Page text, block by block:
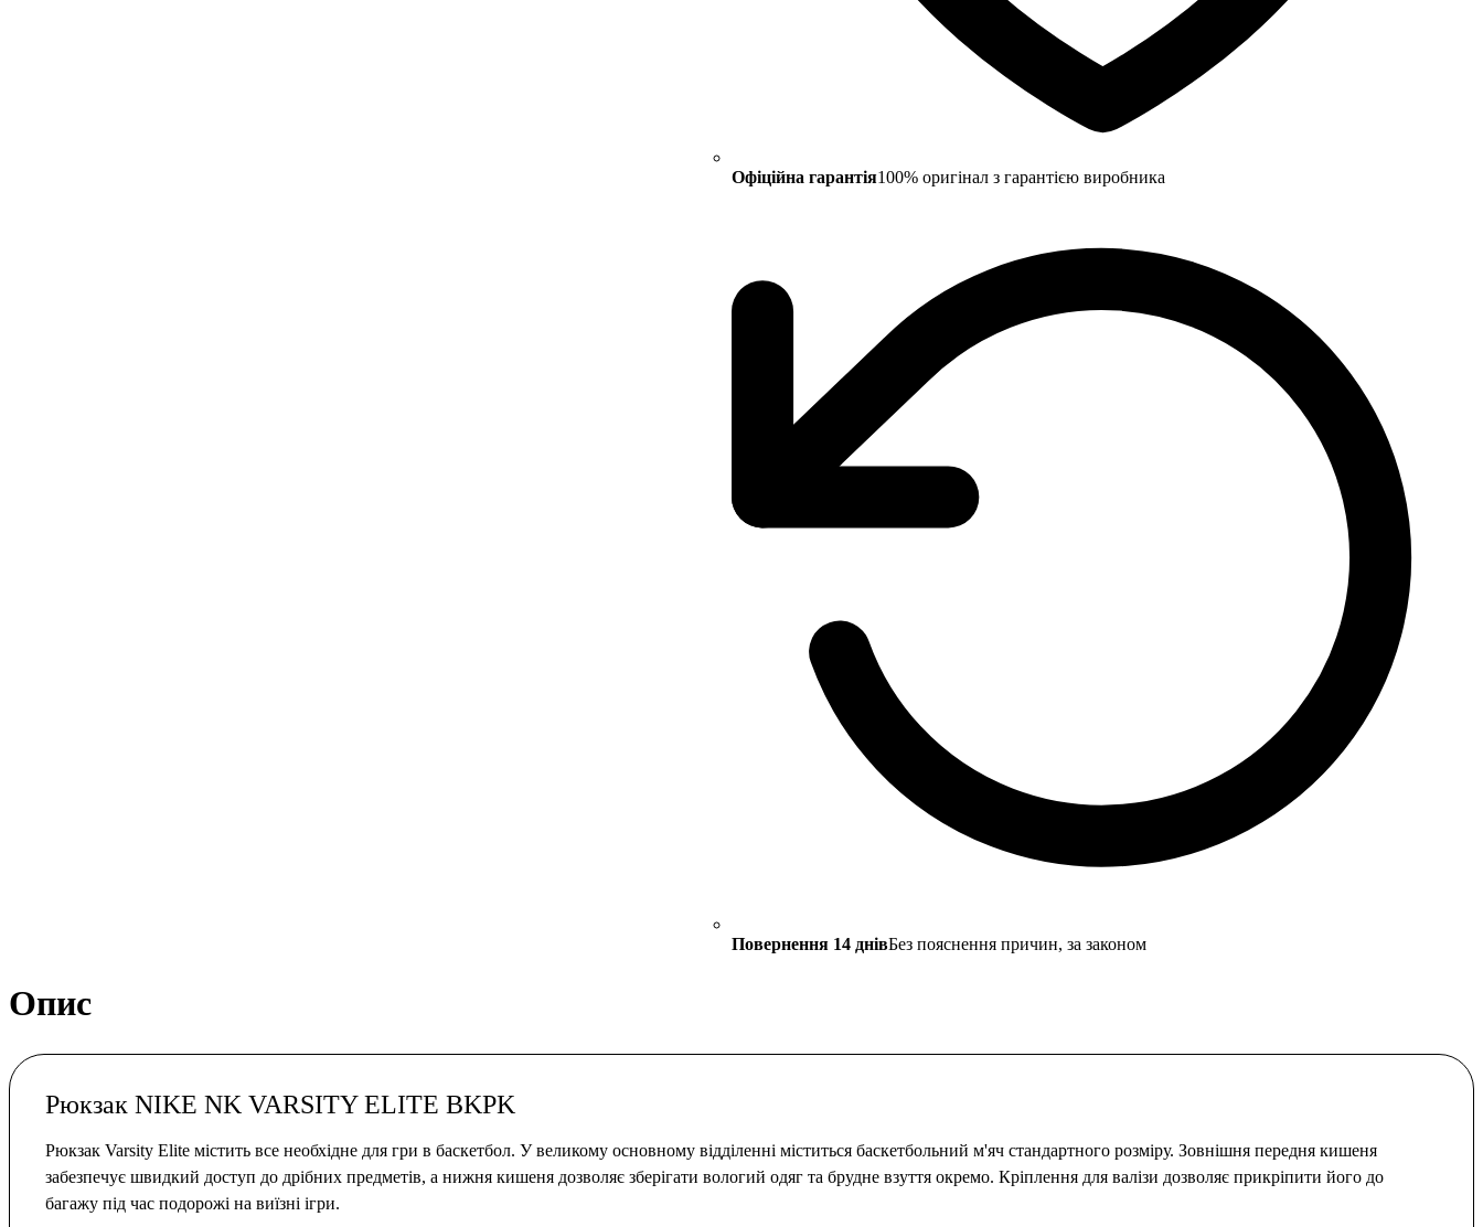
Офіційна гарантія100% оригінал з гарантією виробника
Повернення 14 днівБез пояснення причин, за законом
Опис
Рюкзак NIKE NK VARSITY ELITE BKPK
Рюкзак Varsity Elite містить все необхідне для гри в баскетбол. У великому основному відділенні міститься баскетбольний м'яч стандартного розміру. Зовнішня передня кишеня
забезпечує швидкий доступ до дрібних предметів, а нижня кишеня дозволяє зберігати вологий одяг та брудне взуття окремо. Кріплення для валізи дозволяє прикріпити його до
багажу під час подорожі на виїзні ігри.